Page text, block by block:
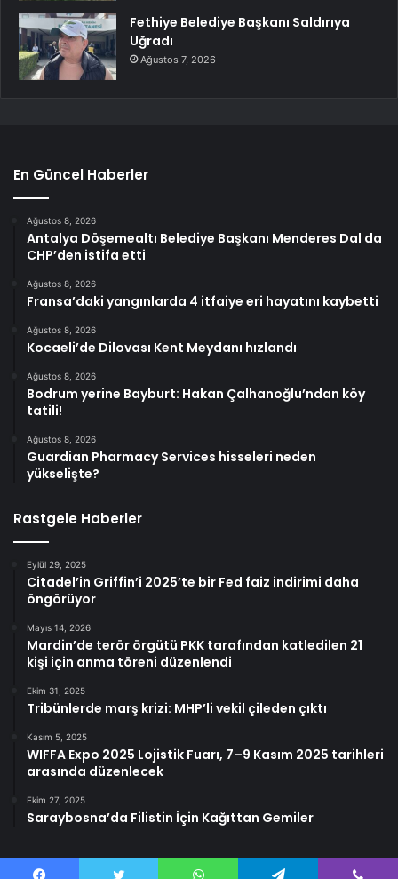
Fethiye Belediye Başkanı Saldırıya
Uğradı
Ağustos 7, 2026
En Güncel Haberler
Ağustos 8, 2026
Antalya Döşemealtı Belediye Başkanı Menderes Dal da
CHP’den istifa etti
Ağustos 8, 2026
Fransa’daki yangınlarda 4 itfaiye eri hayatını kaybetti
Ağustos 8, 2026
Kocaeli’de Dilovası Kent Meydanı hızlandı
Ağustos 8, 2026
Bodrum yerine Bayburt: Hakan Çalhanoğlu’ndan köy
tatili!
Ağustos 8, 2026
Guardian Pharmacy Services hisseleri neden
yükselişte?
Rastgele Haberler
Eylül 29, 2025
Citadel’in Griffin’i 2025’te bir Fed faiz indirimi daha
öngörüyor
Mayıs 14, 2026
Mardin’de terör örgütü PKK tarafından katledilen 21
kişi için anma töreni düzenlendi
Ekim 31, 2025
Tribünlerde marş krizi: MHP’li vekil çileden çıktı
Kasım 5, 2025
WIFFA Expo 2025 Lojistik Fuarı, 7–9 Kasım 2025 tarihleri
arasında düzenlecek
Ekim 27, 2025
Saraybosna’da Filistin İçin Kağıttan Gemiler